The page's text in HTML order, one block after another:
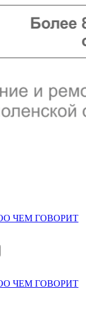
О ЧЕМ ГОВОРИТ
О ЧЕМ ГОВОРИТ